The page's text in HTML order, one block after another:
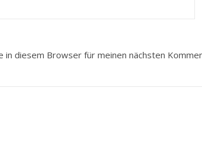
in diesem Browser für meinen nächsten